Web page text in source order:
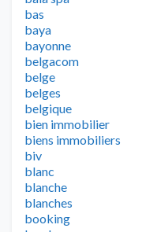
bas
baya
bayonne
belgacom
belge
belges
belgique
bien immobilier
biens immobiliers
biv
blanc
blanche
blanches
booking